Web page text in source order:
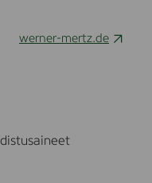
werner-mertz.de